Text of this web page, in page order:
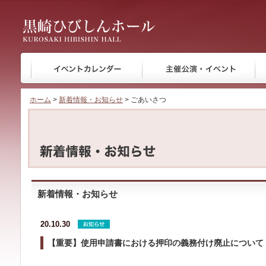
黒崎ひびしんホール
ホーム > 新着情報・お知らせ > ごあいさつ
新着情報・お知らせ
20.10.30
【重要】使用申請書における押印の義務付け廃止について